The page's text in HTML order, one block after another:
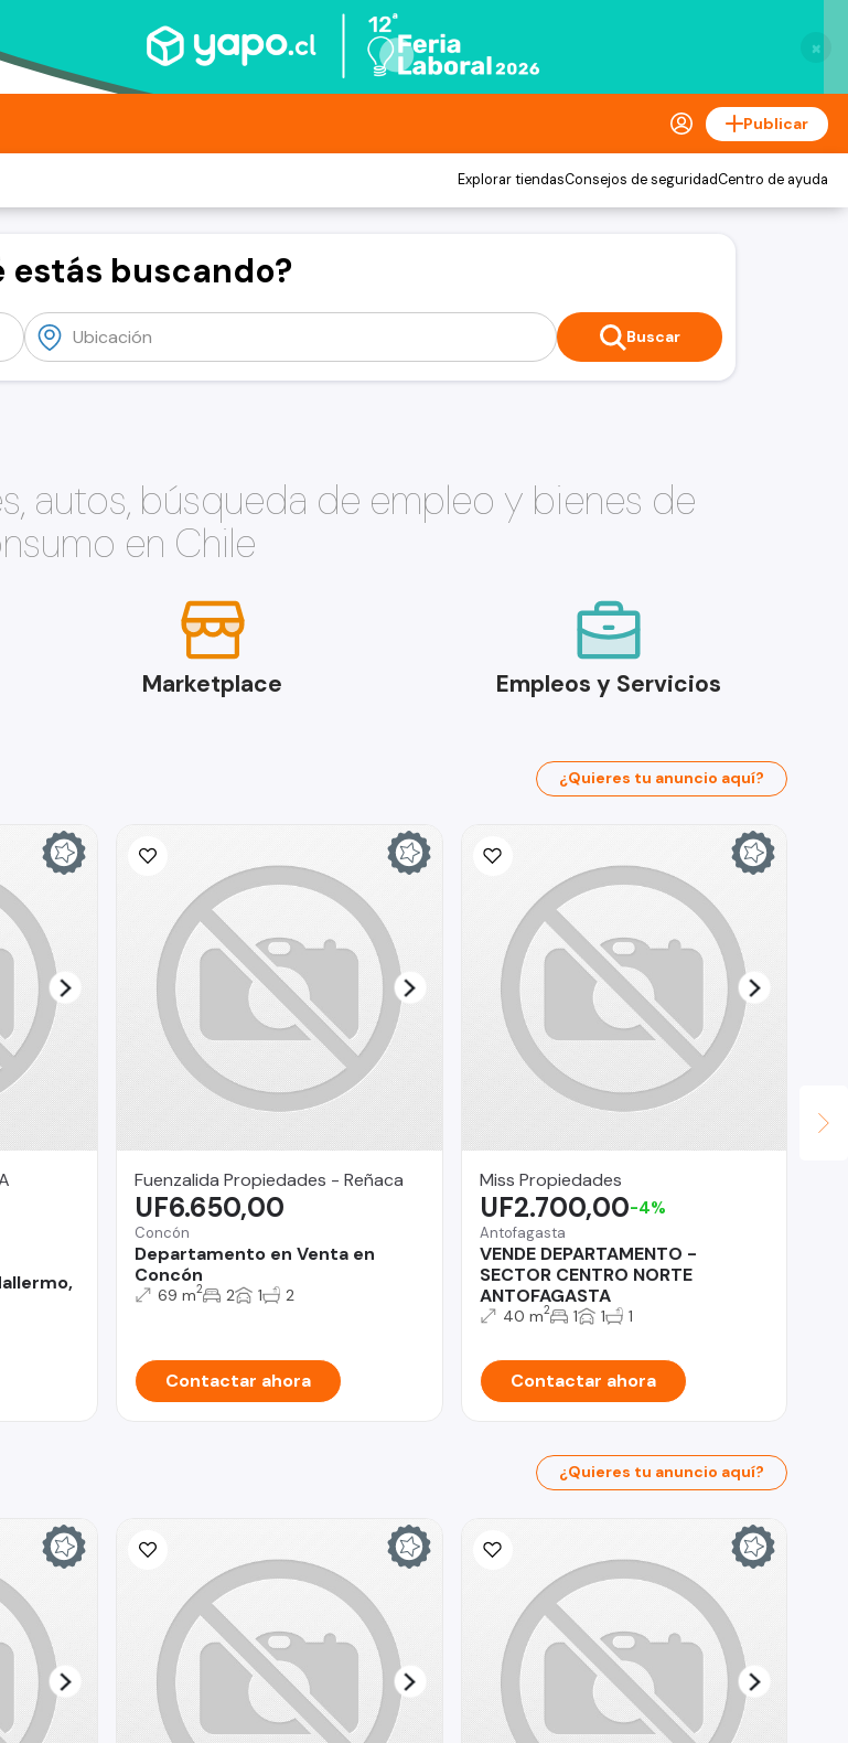
×
Publicar
Explorar tiendasConsejos de seguridadCentro de ayuda
estás buscando?
Buscar
autos, búsqueda de empleo y bienes de
en Chile
Marketplace Empleos y Servicios
¿Quieres tu anuncio aquí?
Fuenzalida Propiedades - Reñaca
Concón
Departamento en Venta en
Concón
UF6.650,00
69 m2 2 1 2
Contactar ahora
Miss Propiedades
Antofagasta
VENDE DEPARTAMENTO -
SECTOR CENTRO NORTE
ANTOFAGASTA
UF2.700,00-4%
40 m2 1 1 1
Contactar ahora
¿Quieres tu anuncio aquí?